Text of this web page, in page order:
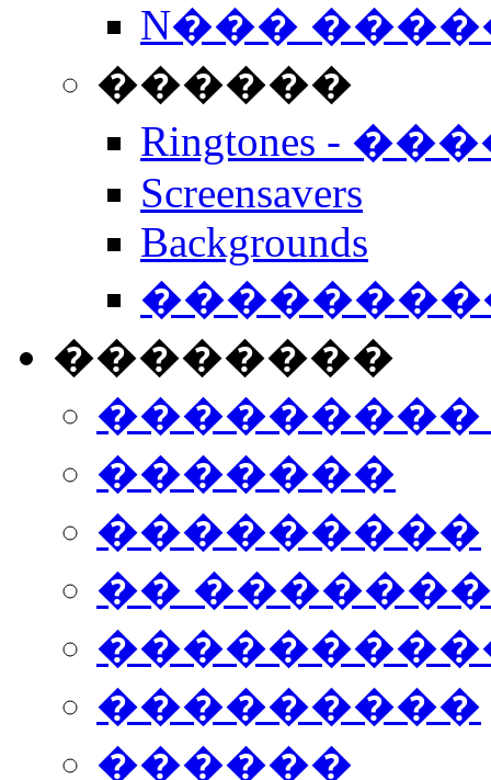
N���
������
Ringtones -
Screensavers
Backgrounds
��������
���������
�������
���������
��
���������
������